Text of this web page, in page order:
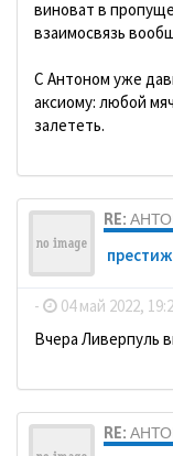
виноват в
взаимосвязь
С Антоном уже
аксиому: любой
залететь.
RE:
престиж
- 04 май 2022,
Вчера Ливерпуль
RE: